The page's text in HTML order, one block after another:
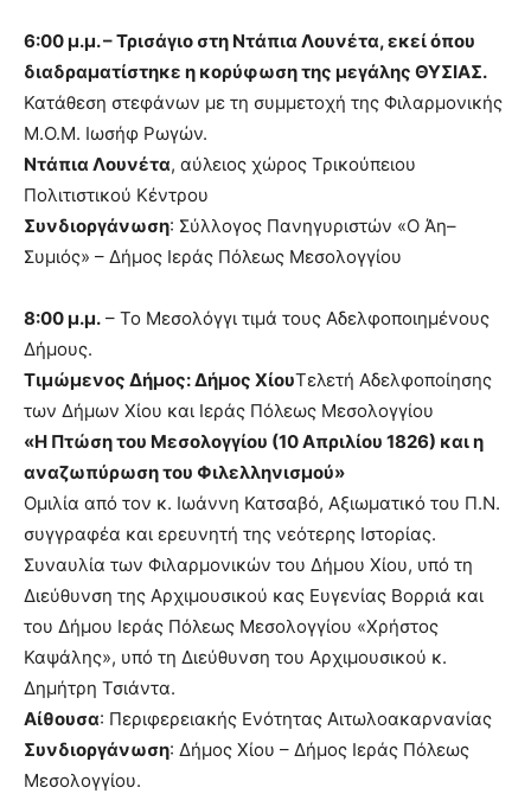
6:00 μ.μ. – Τρισάγιο στη Ντάπια Λουνέτα, εκεί όπου
διαδραματίστηκε η κορύφωση της μεγάλης ΘΥΣΙΑΣ.
Κατάθεση στεφάνων με τη συμμετοχή της Φιλαρμονικής
Μ.Ο.Μ. Ιωσήφ Ρωγών.
Ντάπια Λουνέτα, αύλειος χώρος Τρικούπειου
Πολιτιστικού Κέντρου
Συνδιοργάνωση: Σύλλογος Πανηγυριστών «Ο Άη–
Συμιός» – Δήμος Ιεράς Πόλεως Μεσολογγίου
8:00 μ.μ. – Το Μεσολόγγι τιμά τους Αδελφοποιημένους
Δήμους.
Τιμώμενος Δήμος: Δήμος ΧίουΤελετή Αδελφοποίησης
των Δήμων Χίου και Ιεράς Πόλεως Μεσολογγίου
«Η Πτώση του Μεσολογγίου (10 Απριλίου 1826) και η
αναζωπύρωση του Φιλελληνισμού»
Ομιλία από τον κ. Ιωάννη Κατσαβό, Αξιωματικό του Π.Ν.
συγγραφέα και ερευνητή της νεότερης Ιστορίας.
Συναυλία των Φιλαρμονικών του Δήμου Χίου, υπό τη
Διεύθυνση της Αρχιμουσικού κας Ευγενίας Βορριά και
του Δήμου Ιεράς Πόλεως Μεσολογγίου «Χρήστος
Καψάλης», υπό τη Διεύθυνση του Αρχιμουσικού κ.
Δημήτρη Τσιάντα.
Αίθουσα: Περιφερειακής Ενότητας Αιτωλοακαρνανίας
Συνδιοργάνωση: Δήμος Χίου – Δήμος Ιεράς Πόλεως
Μεσολογγίου.